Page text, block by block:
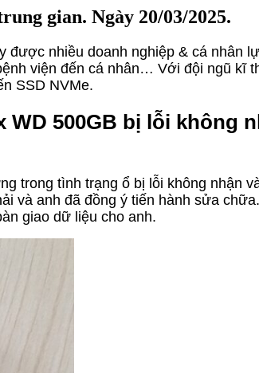
gian. Ngày 20/03/2025.
nhiều doanh nghiệp & cá nhân
viện đến cá nhân… Với đội ngũ kĩ
SSD NVMe.
WD 500GB bị lỗi không
trong tình trạng ổ bị lỗi không nhận
và anh đã đồng ý tiến hành sửa
giao dữ liệu cho anh.